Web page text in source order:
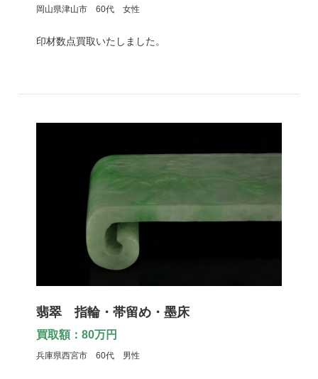
岡山県津山市 60代 女性
印材数点買取いたしました。
翡翠 指輪・帯留め・墨床
買取額：80万円
兵庫県西宮市 60代 男性